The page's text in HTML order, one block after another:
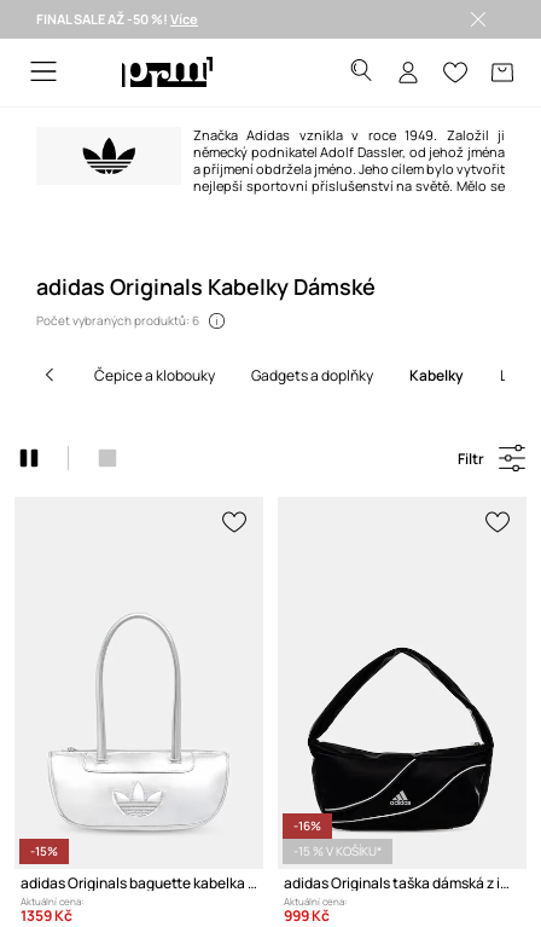
FINAL SALE AŽ -50 %! Více
Značka Adidas vznikla v roce 1949. Založil ji
německý podnikatel Adolf Dassler, od jehož jména
a příjmení obdržela jméno. Jeho cílem bylo vytvořit
nejlepší sportovní příslušenství na světě. Mělo se
adidas Originals Kabelky Dámské
Počet vybraných produktů: 6
čepice a klobouky gadgets a doplňky kabelky
Filtr
-15%
adidas Originals baguette kabelka dámská
Aktuální cena:
1359 Kč
-16%
-15 % V KOŠÍKU*
adidas Originals taška dámská z imitace kůže
Aktuální cena:
999 Kč